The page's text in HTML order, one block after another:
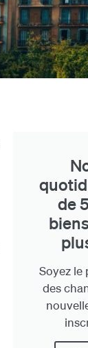
de
Soyez le
des